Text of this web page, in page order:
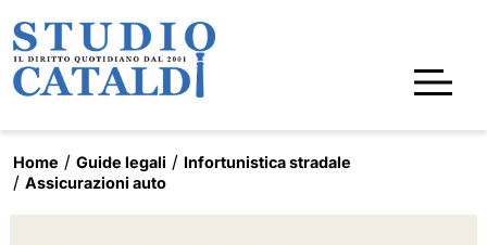
Home Guide legali
Infortunistica stradale
Assicurazioni auto